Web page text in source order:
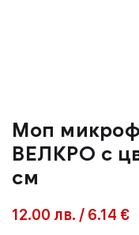
Моп
ВЕЛКРО с
см
12.00 лв. / 6.14 €